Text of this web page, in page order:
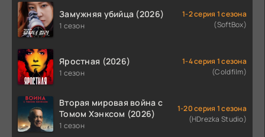
Замужняя убийца (2026)
1 сезон
1-2 серия 1 сезона
(SoftBox)
Яростная (2026)
1 сезон
1-4 серия 1 сезона
(Coldfilm)
Вторая мировая война с
Томом Хэнксом (2026)
1 сезон
1-20 серия 1 сезона
(HDrezka Studio)